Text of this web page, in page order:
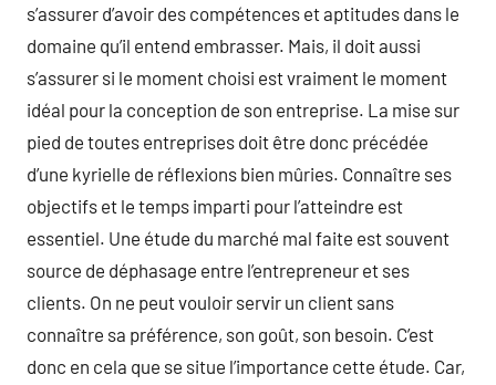
s’assurer d’avoir des compétences et aptitudes dans le
domaine qu’il entend embrasser. Mais, il doit aussi
s’assurer si le moment choisi est vraiment le moment
idéal pour la conception de son entreprise. La mise sur
pied de toutes entreprises doit être donc précédée
d’une kyrielle de réflexions bien mûries. Connaître ses
objectifs et le temps imparti pour l’atteindre est
essentiel. Une étude du marché mal faite est souvent
source de déphasage entre l’entrepreneur et ses
clients. On ne peut vouloir servir un client sans
connaître sa préférence, son goût, son besoin. C’est
donc en cela que se situe l’importance cette étude. Car,